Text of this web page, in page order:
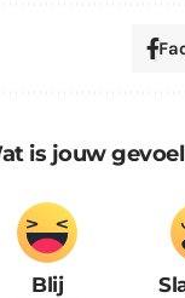
is jouw
Blij